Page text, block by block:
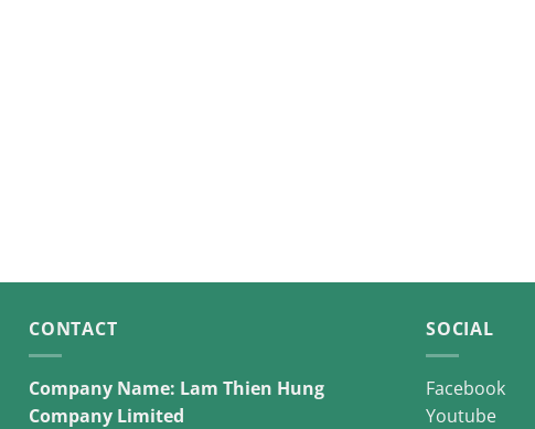
CONTACT
Company Name: Lam Thien Hung
Company Limited
SOCIAL
Facebook
Youtube